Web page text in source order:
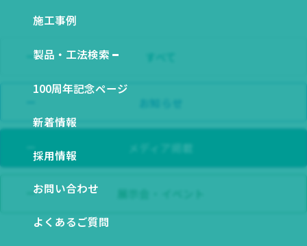
経営理念
事業所一覧
関係会社一覧
S 社会
ESGデータ ダウンロード
工事事業
製品事業
技術研究・開発
施工事例
製品・工法検索
図から探す
NETIS登録技術一覧
SDSダウンロード
100周年記念ページ
新着情報
採用情報
お問い合わせ
よくあるご質問
すべて
お知らせ
メディア掲載